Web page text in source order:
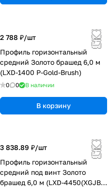
2 788 ₽/шт
Профиль горизонтальный
средний Золото брашед 6,0 м
(LXD-1400 P-Gold-Brush)
0 0 В наличии
В корзину
3 838.89 ₽/шт
Профиль горизонтальный
средний под винт Золото
брашед 6,0 м (LXD-4450(XGJB-